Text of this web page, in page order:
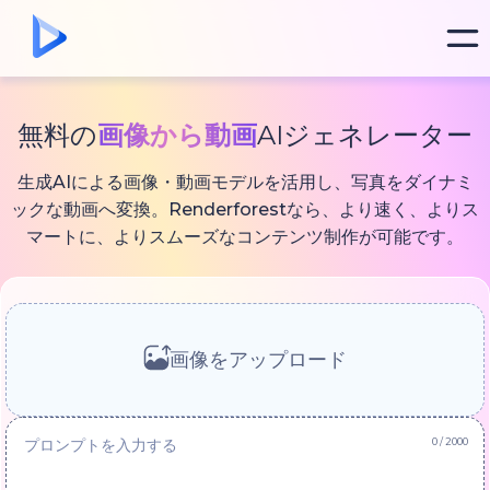
無料の画像から動画AIジェネレーター
生成AIによる画像・動画モデルを活用し、写真をダイナミ
ックな動画へ変換。Renderforestなら、より速く、よりス
マートに、よりスムーズなコンテンツ制作が可能です。
画像をアップロード
0/ 2000